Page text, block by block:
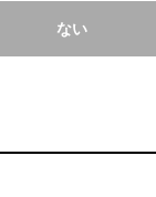
ない